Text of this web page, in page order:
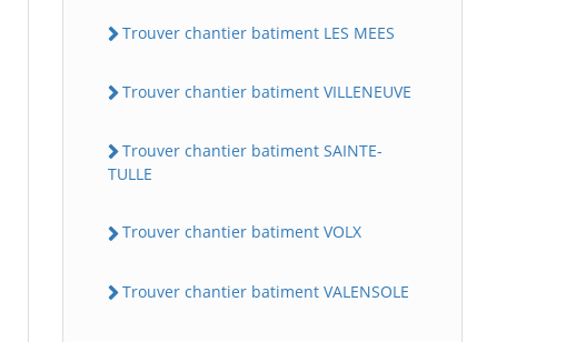
Trouver chantier batiment LES MEES
Trouver chantier batiment VILLENEUVE
Trouver chantier batiment SAINTE-
TULLE
Trouver chantier batiment VOLX
Trouver chantier batiment VALENSOLE